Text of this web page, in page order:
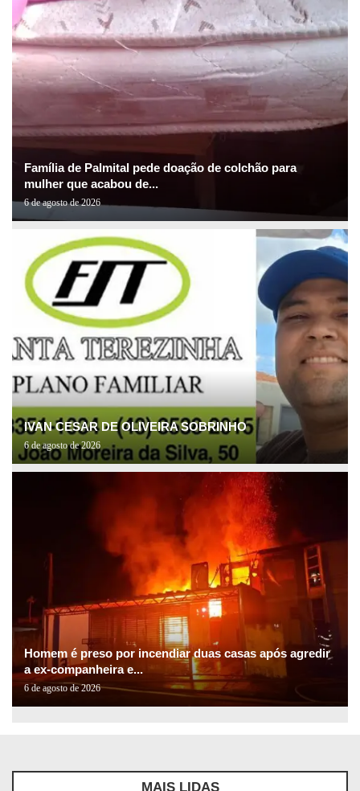
Família de Palmital pede doação de colchão para
mulher que acabou de...
6 de agosto de 2026
IVAN CESAR DE OLIVEIRA SOBRINHO
6 de agosto de 2026
Homem é preso por incendiar duas casas após agredir
a ex-companheira e...
6 de agosto de 2026
MAIS LIDAS